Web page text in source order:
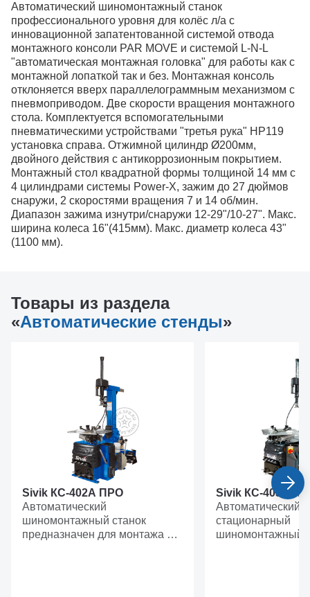
Автоматический шиномонтажный станок
профессионального уровня для колёс л/а c
инновационной запатентованной системой отвода
монтажного консоли PAR MOVE и системой L-N-L
"автоматическая монтажная головка" для работы как с
монтажной лопаткой так и без. Монтажная консоль
отклоняется вверх параллелограммным механизмом с
пневмоприводом. Две скорости вращения монтажного
стола. Комплектуется вспомогательными
пневматическими устройствами "третья рука" HP119
установка справа. Отжимной цилиндр Ø200мм,
двойного действия с антикоррозионным покрытием.
Монтажный стол квадратной формы толщиной 14 мм с
4 цилиндрами системы Power-X, зажим до 27 дюймов
снаружи, 2 скоростями вращения 7 и 14 об/мин.
Диапазон зажима изнутри/снаружи 12-29"/10-27". Макс.
ширина колеса 16"(415мм). Макс. диаметр колеса 43"
(1100 мм).
Товары из раздела
«Автоматические стенды»
Sivik КС-402А ПРО
Автоматический
шиномонтажный станок
предназначен для монтажа и
Sivik КС-403А
Автоматический
стационарный
шиномонтажный